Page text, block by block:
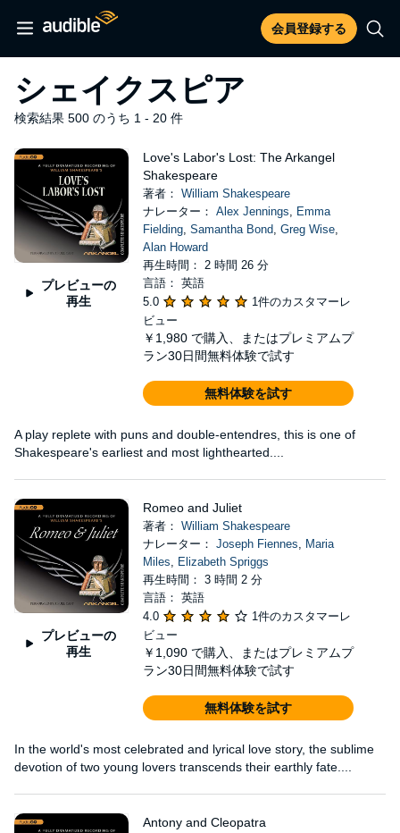
会員登録する
シェイクスピア
検索結果 500 のうち 1 - 20 件
プレビューの
再生
Love's Labor's Lost: The Arkangel
Shakespeare
著者： William Shakespeare
ナレーター： Alex Jennings, Emma
Fielding, Samantha Bond, Greg Wise,
Alan Howard
再生時間： 2 時間 26 分
言語： 英語
5.0
1件のカスタマーレ
ビュー
￥1,980 で購入、またはプレミアムプ
ラン30日間無料体験で試す
無料体験を試す
A play replete with puns and double-entendres, this is one of
Shakespeare's earliest and most lighthearted....
プレビューの
再生
Romeo and Juliet
著者： William Shakespeare
ナレーター： Joseph Fiennes, Maria
Miles, Elizabeth Spriggs
再生時間： 3 時間 2 分
言語： 英語
4.0
1件のカスタマーレ
ビュー
￥1,090 で購入、またはプレミアムプ
ラン30日間無料体験で試す
無料体験を試す
In the world's most celebrated and lyrical love story, the sublime
devotion of two young lovers transcends their earthly fate....
Antony and Cleopatra